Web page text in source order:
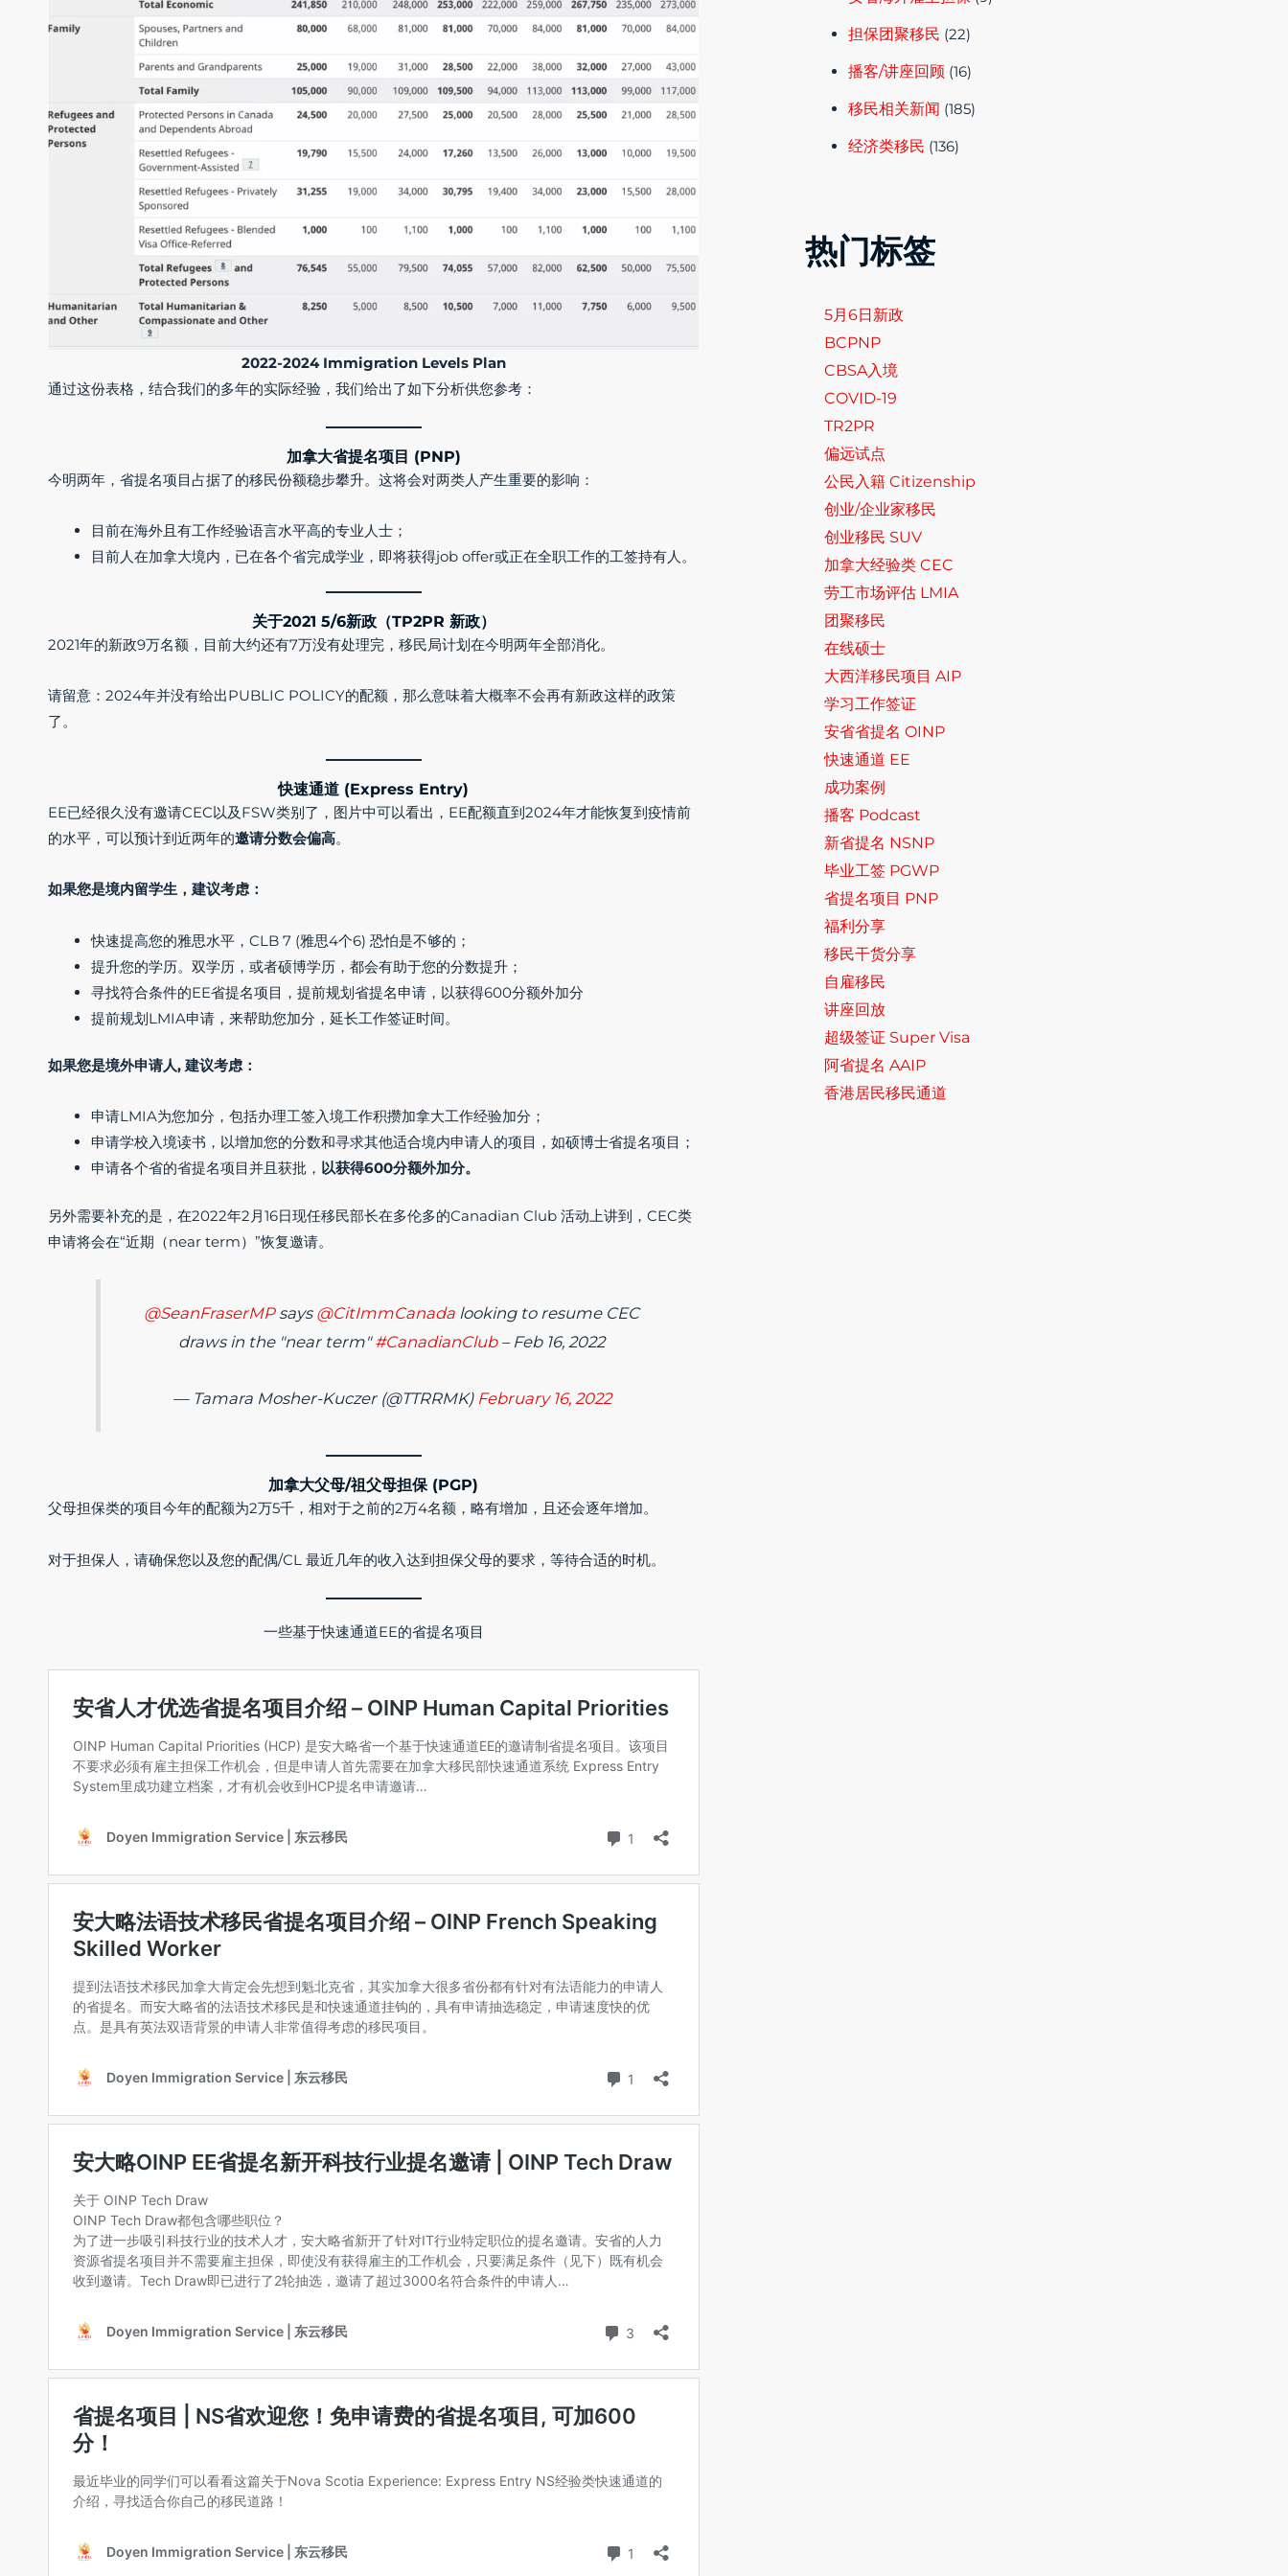
2022-2024 Immigration Levels Plan
通过这份表格，结合我们的多年的实际经验，我们给出了如下分析供您参考：
加拿大省提名项目 (PNP)
今明两年，省提名项目占据了的移民份额稳步攀升。这将会对两类人产生重要的影响：
目前在海外且有工作经验语言水平高的专业人士；
目前人在加拿大境内，已在各个省完成学业，即将获得job offer或正在全职工作的工签持有人。
关于2021 5/6新政（TP2PR 新政）
2021年的新政9万名额，目前大约还有7万没有处理完，移民局计划在今明两年全部消化。
请留意： 2024年并没有给出PUBLIC POLICY的配额，那么意味着大概率不会再有新政这样的政策
了。
快速通道 (Express Entry)
EE已经很久没有邀请CEC以及FSW类别了，图片中可以看出，EE配额直到2024年才能恢复到疫情前
的水平，可以预计到近两年的邀请分数会偏高。
如果您是境内留学生，建议考虑：
快速提高您的雅思水平，CLB 7 (雅思4个6) 恐怕是不够的；
提升您的学历。双学历，或者硕博学历，都会有助于您的分数提升；
寻找符合条件的EE省提名项目，提前规划省提名申请，以获得600分额外加分
提前规划LMIA申请，来帮助您加分，延长工作签证时间。
如果您是境外申请人, 建议考虑：
申请LMIA为您加分，包括办理工签入境工作积攒加拿大工作经验加分；
申请学校入境读书，以增加您的分数和寻求其他适合境内申请人的项目，如硕博士省提名项目；
申请各个省的省提名项目并且获批， 以获得600分额外加分。
另外需要补充的是，在2022年2月16日现任移民部长在多伦多的Canadian Club 活动上讲到，CEC类
申请将会在“近期（near term）”恢复邀请。
@SeanFraserMPsays @CitImmCanada looking to resume CEC
draws in the "near term"#CanadianClub– Feb 16, 2022
— Tamara Mosher-Kuczer (@TTRRMK) February 16, 2022
加拿大父母/祖父母担保 (PGP)
父母担保类的项目今年的配额为2万5千，相对于之前的2万4名额，略有增加，且还会逐年增加。
对于担保人，请确保您以及您的配偶/CL 最近几年的收入达到担保父母的要求，等待合适的时机。
一些基于快速通道EE的省提名项目
担保团聚移民 (22)
播客/讲座回顾(16)
移民相关新闻 (185)
经济类移民 (136)
热门标签
5月6日新政
BCPNP
CBSA入境
COVID-19
TR2PR
偏远试点
公民入籍 Citizenship
创业/企业家移民
创业移民 SUV
加拿大经验类 CEC
劳工市场评估 LMIA
团聚移民
在线硕士
大西洋移民项目 AIP
学习工作签证
安省省提名 OINP
快速通道 EE
成功案例
播客 Podcast
新省提名 NSNP
毕业工签 PGWP
省提名项目 PNP
福利分享
移民干货分享
自雇移民
讲座回放
超级签证 Super Visa
阿省提名 AAIP
香港居民移民通道